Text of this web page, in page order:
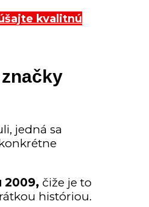
kvalitnú
jedná sa
2009, čiže je to
históriou.